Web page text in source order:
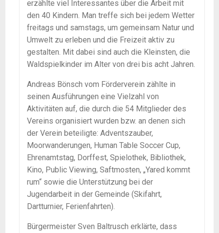
erzählte viel Interessantes über die Arbeit mit
den 40 Kindern. Man treffe sich bei jedem Wetter
freitags und samstags, um gemeinsam Natur und
Umwelt zu erleben und die Freizeit aktiv zu
gestalten. Mit dabei sind auch die Kleinsten, die
Waldspielkinder im Alter von drei bis acht Jahren.
Andreas Bönsch vom Förderverein zählte in
seinen Ausführungen eine Vielzahl von
Aktivitäten auf, die durch die 54 Mitglieder des
Vereins organisiert wurden bzw. an denen sich
der Verein beteiligte: Adventszauber,
Moorwanderungen, Human Table Soccer Cup,
Ehrenamtstag, Dorffest, Spielothek, Bibliothek,
Kino, Public Viewing, Saftmosten, „Yared kommt
rum“ sowie die Unterstützung bei der
Jugendarbeit in der Gemeinde (Skifahrt,
Dartturnier, Ferienfahrten).
Bürgermeister Sven Baltrusch erklärte, dass